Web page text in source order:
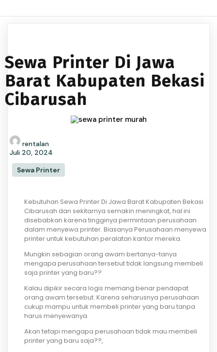
Sewa Printer Di Jawa
Barat Kabupaten Bekasi
Cibarusah
rentalan
Juli 20, 2024
Sewa Printer
Kebutuhan Sewa Printer Di Jawa Barat Kabupaten Bekasi
Cibarusah dan sekitarnya semakin meningkat, hal ini
disebabkan karena tingginya permintaan perusahaan
dalam menyewa printer. Biasanya Perusahaan menyewa
printer untuk kebutuhan peralatan kantor mereka.
Mungkin sebagian orang awam bertanya-tanya
mengapa perusahaan tersebut tidak langsung membeli
saja printer yang baru??
Kalau dipikir secara logis memang benar pendapat
orang awam tersebut. Karena seharusnya perusahaan
cukup mampu untuk membeli printer yang baru tanpa
harus menyewanya.
Akan tetapi mengapa perusahaan tidak mau membeli
printer yang baru saja??,